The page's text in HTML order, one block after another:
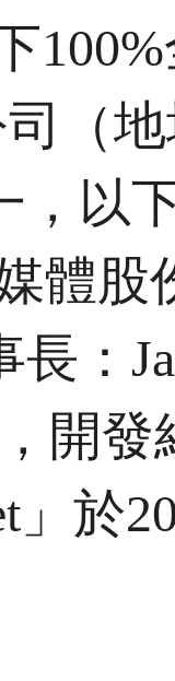
（
，以
體
：
開
」於